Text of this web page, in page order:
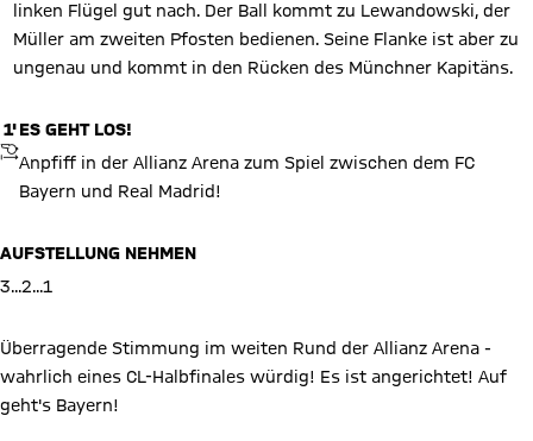
linken Flügel gut nach. Der Ball kommt zu Lewandowski, der
Müller am zweiten Pfosten bedienen. Seine Flanke ist aber zu
ungenau und kommt in den Rücken des Münchner Kapitäns.
1'
ANPFIFF
ES GEHT LOS!
Anpfiff in der Allianz Arena zum Spiel zwischen dem FC
Bayern und Real Madrid!
AUFSTELLUNG NEHMEN
3...2...1
Überragende Stimmung im weiten Rund der Allianz Arena -
wahrlich eines CL-Halbfinales würdig! Es ist angerichtet! Auf
geht's Bayern!